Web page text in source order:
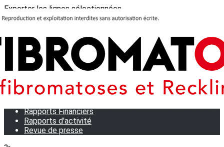
Exporter les lignes sélectionnées
Exporter toutes les colonnes
Qui sommes-nous?
Notre équipe
Rapports Financiers
Rapports d'activité
Revue de presse